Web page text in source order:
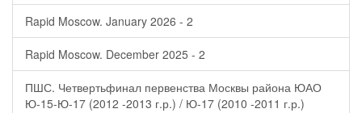
Rapid Moscow. January 2026 - 2
Rapid Moscow. December 2025 - 2
ПШС. Четвертьфинал первенства Москвы района ЮАО
Ю-15-Ю-17 (2012 -2013 г.р.) / Ю-17 (2010 -2011 г.р.)